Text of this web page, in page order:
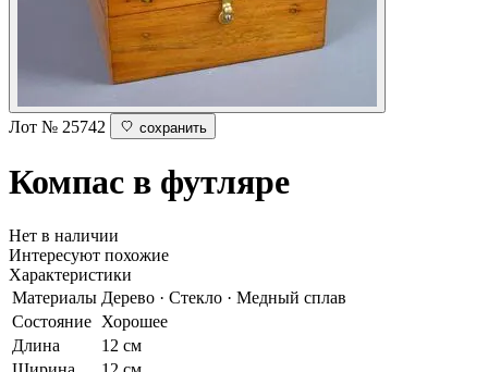
Лот № 25742 сохранить
Компас в футляре
Нет в наличии
Интересуют похожие
Характеристики
Материалы Дерево · Стекло · Медный сплав
Состояние Хорошее
Длина
12 см